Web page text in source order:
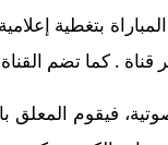
بتغطية
قناة . كما تضم
فيقوم المعلق